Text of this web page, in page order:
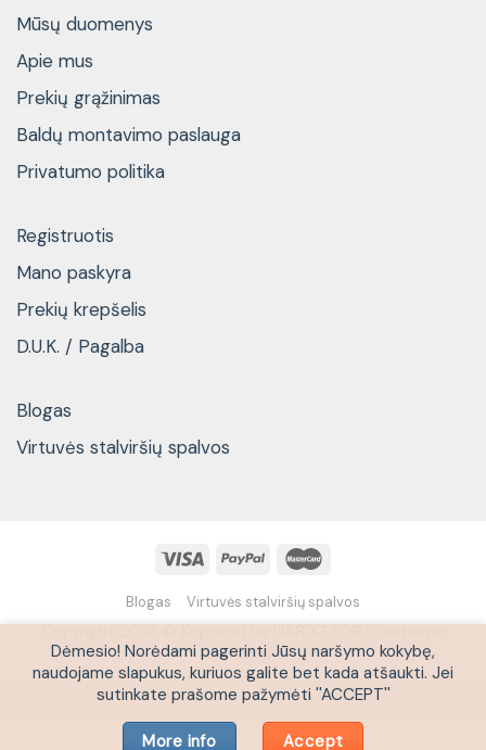
Mūsų duomenys
Apie mus
Prekių grąžinimas
Baldų montavimo paslauga
Privatumo politika
Registruotis
Mano paskyra
Prekių krepšelis
D.U.K. / Pagalba
Blogas
Virtuvės stalviršių spalvos
Blogas Virtuvės stalviršių spalvos
draudžiama
Dėmesio! Norėdami pagerinti Jūsų naršymo kokybę,
naudojame slapukus, kuriuos galite bet kada atšaukti. Jei
sutinkate prašome pažymėti ''ACCEPT''
More info Accept